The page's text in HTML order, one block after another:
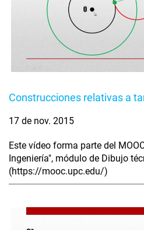
Construcciones relativas a
17 de nov. 2015
Este vídeo forma parte del
Ingeniería", módulo de Dibujo
(https://mooc.upc.edu/)